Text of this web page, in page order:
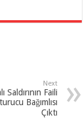
Next
Saldırının Faili
Bağımlısı
Çıktı